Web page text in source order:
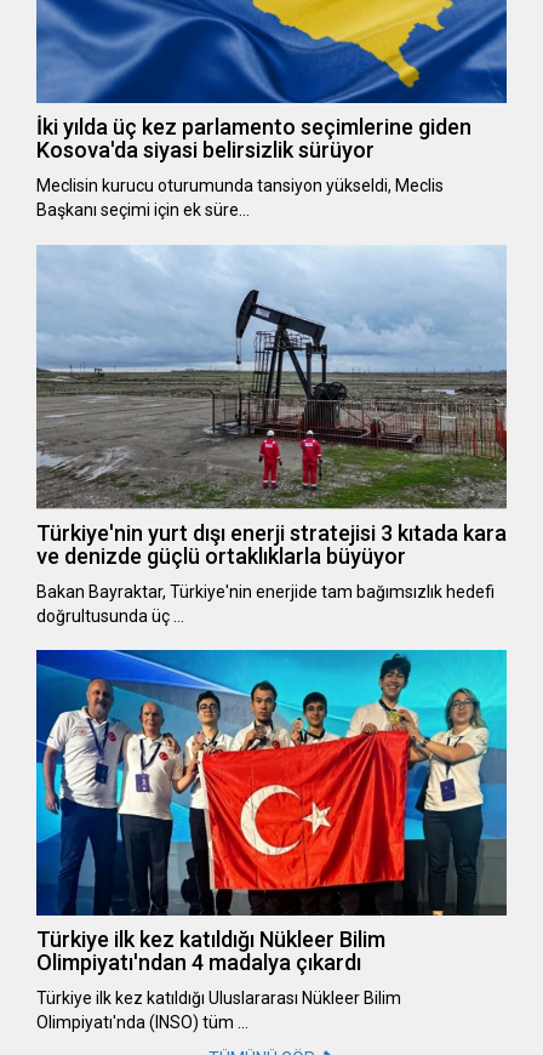
İki yılda üç kez parlamento seçimlerine giden
Kosova'da siyasi belirsizlik sürüyor
Meclisin kurucu oturumunda tansiyon yükseldi, Meclis
Başkanı seçimi için ek süre…
Türkiye'nin yurt dışı enerji stratejisi 3 kıtada kara
ve denizde güçlü ortaklıklarla büyüyor
Bakan Bayraktar, Türkiye'nin enerjide tam bağımsızlık hedefi
doğrultusunda üç …
Türkiye ilk kez katıldığı Nükleer Bilim
Olimpiyatı'ndan 4 madalya çıkardı
Türkiye ilk kez katıldığı Uluslararası Nükleer Bilim
Olimpiyatı'nda (INSO) tüm …